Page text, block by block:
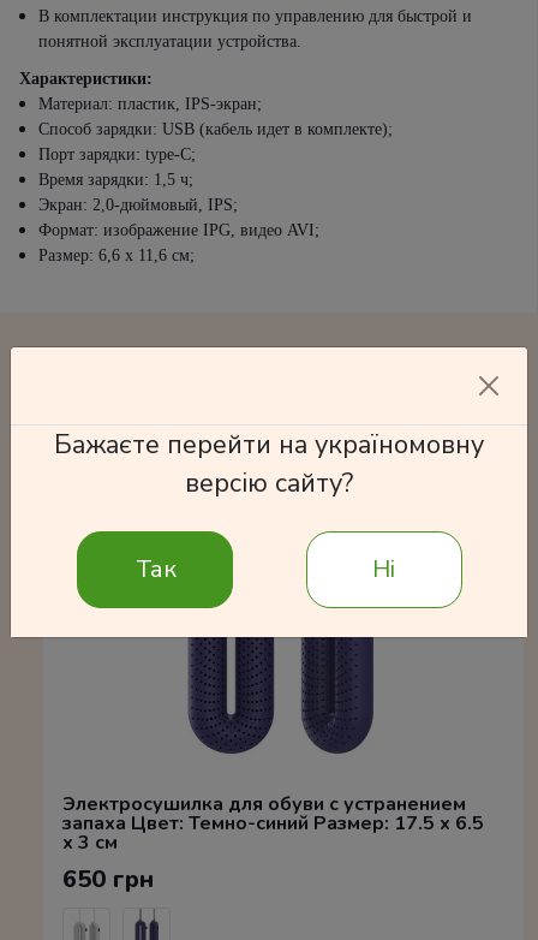
В комплектации инструкция по управлению для быстрой и
понятной эксплуатации устройства.
Характеристики:
Материал: пластик, IPS-экран;
Способ зарядки: USB (кабель идет в комплекте);
Порт зарядки: type-С;
Время зарядки: 1,5 ч;
Экран: 2,0-дюймовый, IPS;
Формат: изображение IPG, видео AVI;
Размер: 6,6 х 11,6 см;
Электросушилка для обуви с устранением
запаха Цвет: Темно-синий Размер: 17.5 x 6.5
x 3 см
650 грн
Бажаєте перейти на україномовну
версію сайту?
Так Ні